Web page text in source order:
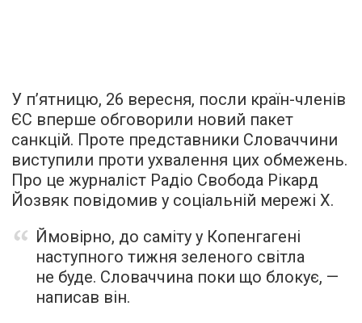
У п’ятницю, 26 вересня, посли країн-членів
ЄС вперше обговорили новий пакет
санкцій. Проте представники Словаччини
виступили проти ухвалення цих обмежень.
Про це журналіст Радіо Свобода Рікард
Йозвяк повідомив у соціальній мережі Х.
Ймовірно, до саміту у Копенгагені
наступного тижня зеленого світла
не буде. Словаччина поки що блокує, —
написав він.